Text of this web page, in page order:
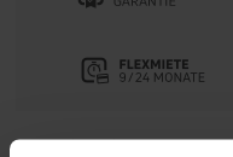
Lieferzeit: